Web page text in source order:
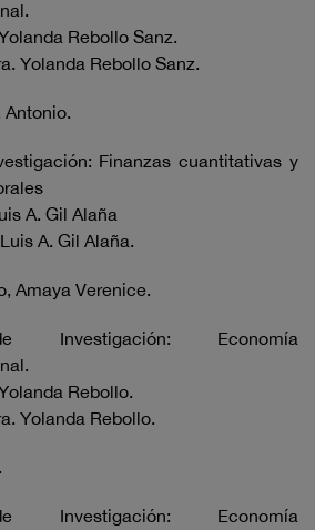
Rebollo Sanz.
Yolanda Rebollo Sanz.
Antonio.
Finanzas cuantitativas y
A. Gil Alaña
A. Gil Alaña.
Amaya Verenice.
Investigación: Economía
Rebollo.
Yolanda Rebollo.
Investigación: Economía